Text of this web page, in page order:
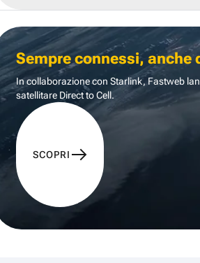
Sempre connessi, anche
In collaborazione con Starlink, Fastweb
satellitare Direct to Cell.
SCOPRI